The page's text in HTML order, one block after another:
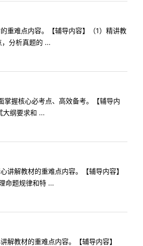
重难点内容。【辅导内容】（1）精讲教
分析真题的 ...
握核心必考点、高效备考。【辅导内
大纲要求和 ...
解教材的重难点内容。【辅导内容】
命题规律和特 ...
教材的重难点内容。【辅导内容】